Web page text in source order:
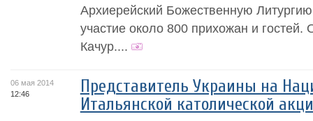
Архиерейский Божественную
участие около 800 прихожан и
Качур....
06 мая 2014
12:46
Представитель Украины на
Итальянской католической